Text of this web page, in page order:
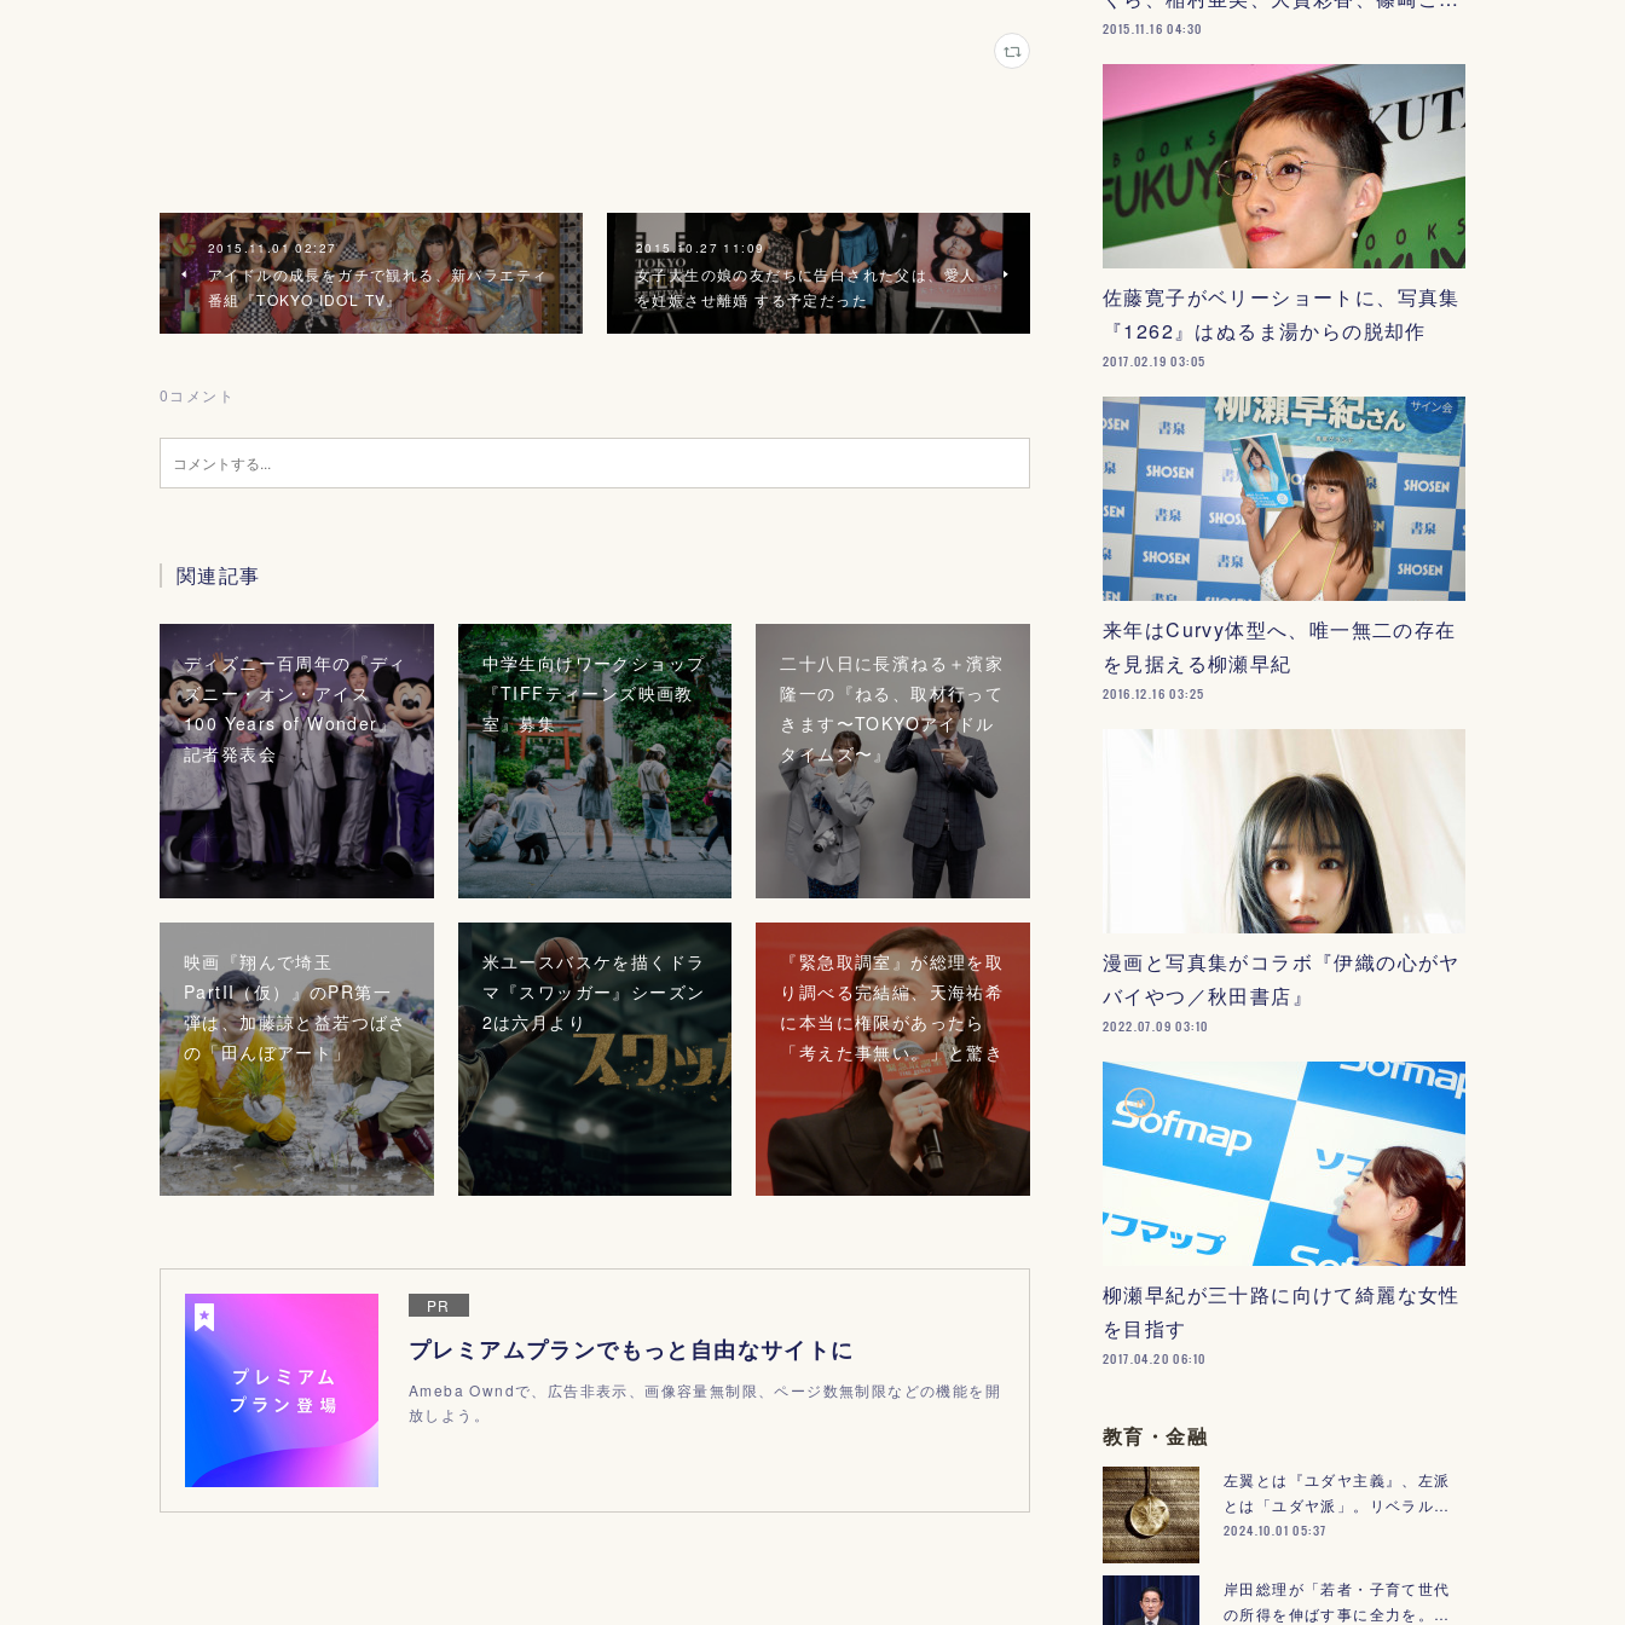
2015.11.01 02:27
アイドルの成長をガチで観れる、新バラエティ
番組『TOKYO IDOL TV』
2015.10.27 11:09
女子大生の娘の友だちに告白された父は、愛人
を妊娠させ離婚 する予定だった
0 コメント
関連記事
ディズニー百周年の『ディ
ズニー・オン・アイス
100 Years of Wonder』
記者発表会
中学生向けワークショップ
『TIFFティーンズ映画教
室』募集
二十八日に長濱ねる＋濱家
隆一の『ねる、取材行って
きます〜TOKYOアイドル
タイムズ〜』
映画『翔んで埼玉
PartII（仮）』のPR第一
弾は、加藤諒と益若つばさ
の「田んぼアート」
米ユースバスケを描くドラ
マ『スワッガー』シーズン
2は六月より
『緊急取調室』が総理を取
り調べる完結編、天海祐希
に本当に権限があったら
「考えた事無い。」と驚き
PR
プレミアムプランでもっと自由なサイトに
Ameba Owndで、広告非表示、画像容量無制限、ページ数無制限などの機能を開
放しよう。
2015.11.16 04:30
佐藤寛子がベリーショートに、写真集
『1262』はぬるま湯からの脱却作
2017.02.19 03:05
来年はCurvy体型へ、唯一無二の存在
を見据える柳瀬早紀
2016.12.16 03:25
漫画と写真集がコラボ『伊織の心がヤ
バイやつ／秋田書店』
2022.07.09 03:10
柳瀬早紀が三十路に向けて綺麗な女性
を目指す
2017.04.20 06:10
教育・金融
左翼とは『ユダヤ主義』、左派
とは「ユダヤ派」。リベラル…
2024.10.01 05:37
岸田総理が「若者・子育て世代
の所得を伸ばす事に全力を。…